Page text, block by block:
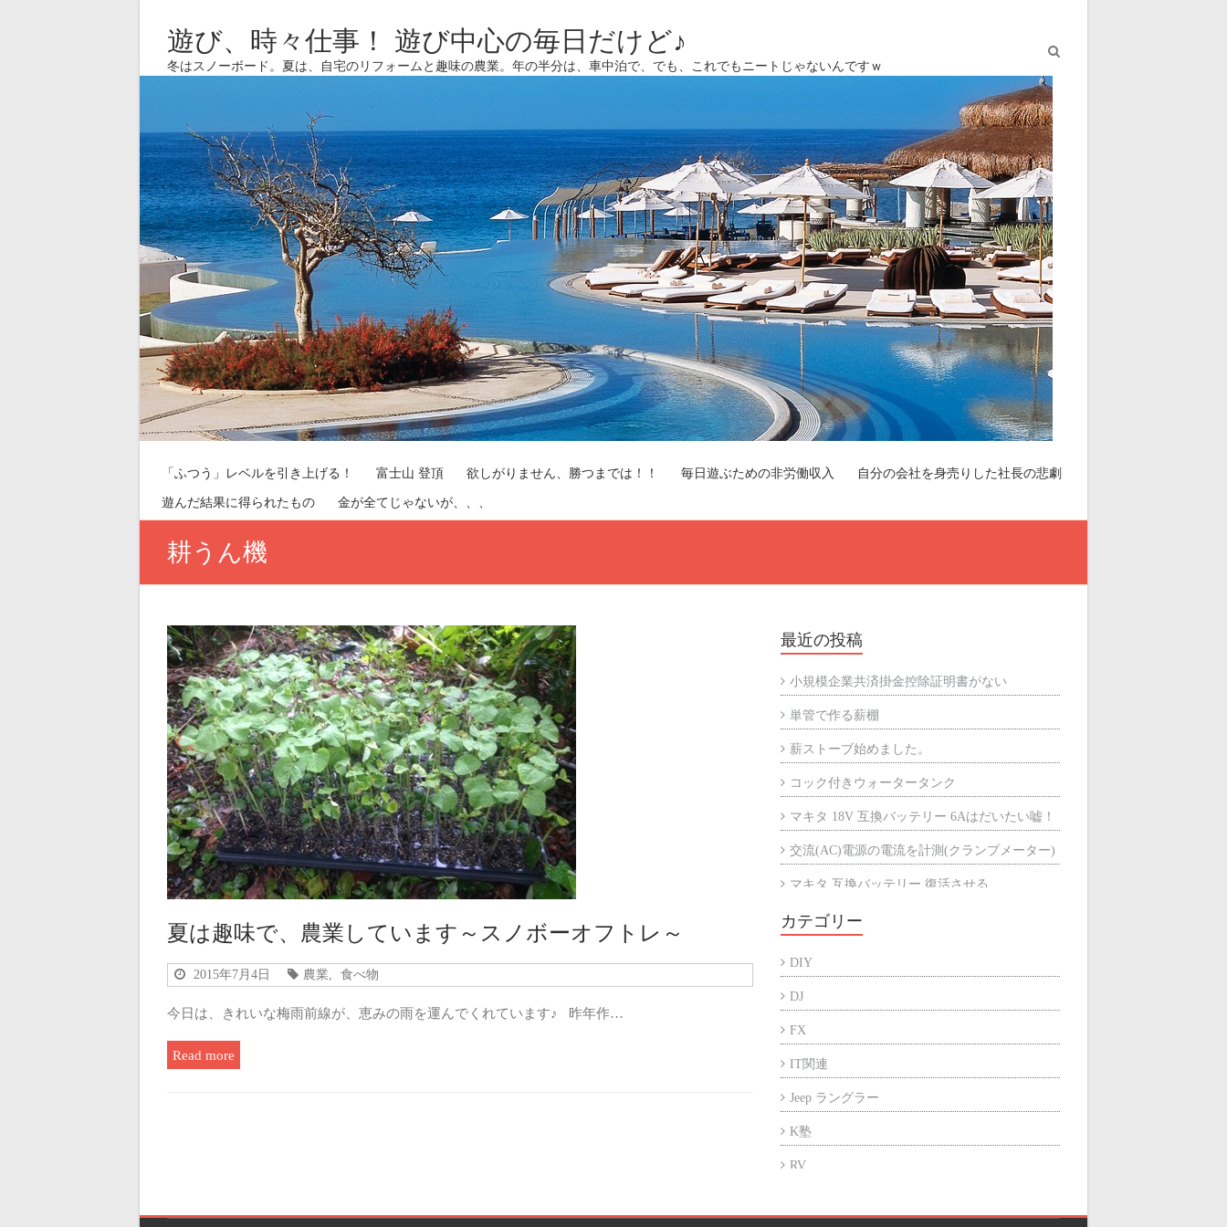
遊び、時々仕事！ 遊び中心の毎日だけど♪
冬はスノーボード。夏は、自宅のリフォームと趣味の農業。年の半分は、車中泊で、でも、これでもニートじゃないんですｗ
「ふつう」レベルを引き上げる！ 富士山 登頂 欲しがりません、勝つまでは！！ 毎日遊ぶための非労働収入 自分の会社を身売りした社長の悲劇
遊んだ結果に得られたもの 金が全てじゃないが、、、
耕うん機
夏は趣味で、農業しています～スノボーオフトレ～
2015年7月4日 農業 食べ物
今日は、きれいな梅雨前線が、恵みの雨を運んでくれています♪ 昨年作…
Read more
最近の投稿
小規模企業共済掛金控除証明書がない
単管で作る薪棚
薪ストーブ始めました。
コック付きウォータータンク
マキタ 18V 互換バッテリー 6Aはだいたい嘘！
交流(AC)電源の電流を計測(クランプメーター)
マキタ 互換バッテリー 復活させる
マキタ 互換バッテリーが充電できない
カテゴリー
DIY
DJ
FX
IT関連
Jeep ラングラー
K塾
RV